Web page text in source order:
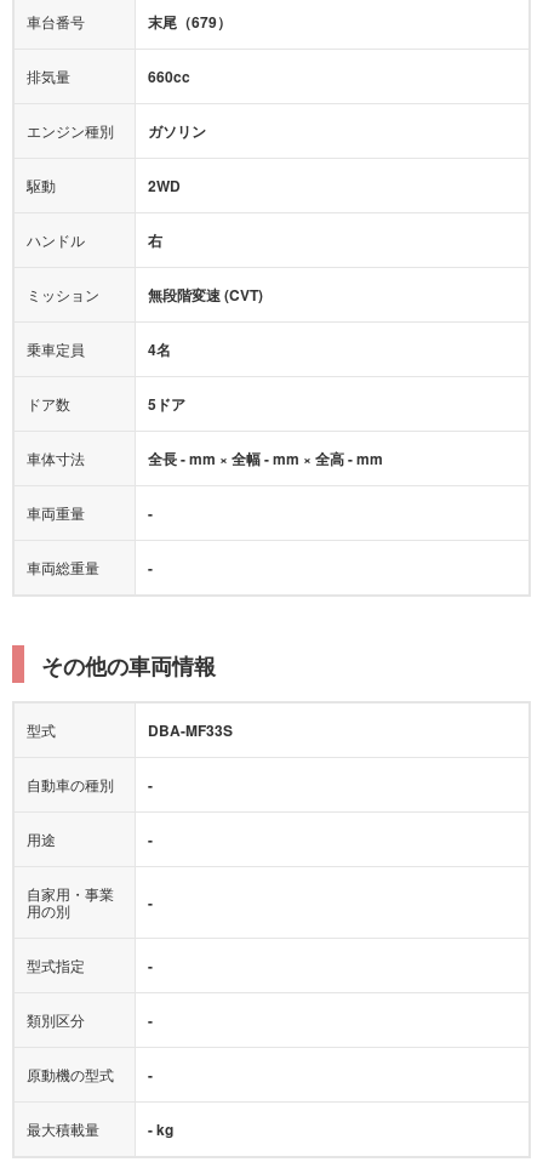
CD
ミュージックプレイヤー接続可
後席モニター
衝撃緩和ヘッドレスト
サポカー
アクセル踏み間違い（誤発進）防止装置
アダプティブクルーズコントロール
ヒルディセントコントロール
オートマチックハイビーム
車台番号 末尾（679）
排気量 660cc
エンジン種別 ガソリン
駆動 2WD
ハンドル 右
ミッション 無段階変速 (CVT)
乗車定員 4名
ドア数 5ドア
車体寸法 全長 - mm × 全幅 - mm × 全高 - mm
車両重量 -
車両総重量 -
その他の車両情報
型式 DBA-MF33S
自動車の種別 -
用途 -
自家用・事業
用の別
-
型式指定 -
類別区分 -
原動機の型式 -
最大積載量 - kg